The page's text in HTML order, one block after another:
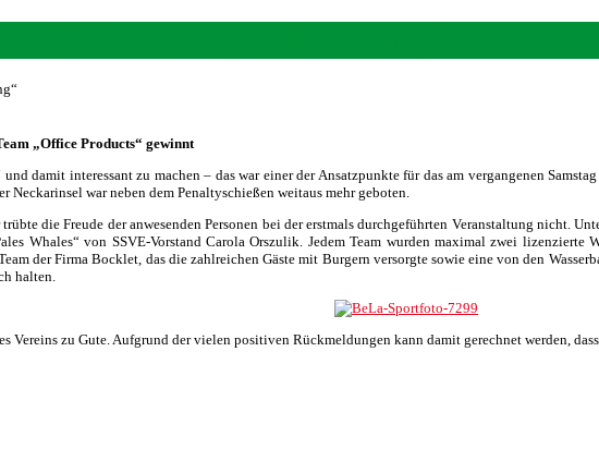
„Office Products“ gewinnt
damit interessant zu machen – das war einer der Ansatzpunkte für das am vergangenen
Neckarinsel war neben dem Penaltyschießen weitaus mehr geboten.
die Freude der anwesenden Personen bei der erstmals durchgeführten Veranstaltung nicht.
Whales“ von SSVE-Vorstand Carola Orszulik. Jedem Team wurden maximal zwei lizenzierte
der Firma Bocklet, das die zahlreichen Gäste mit Burgern versorgte sowie eine von den
halten.
Vereins zu Gute. Aufgrund der vielen positiven Rückmeldungen kann damit gerechnet werden,